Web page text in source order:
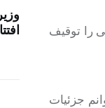
را توقیف
جزئیات